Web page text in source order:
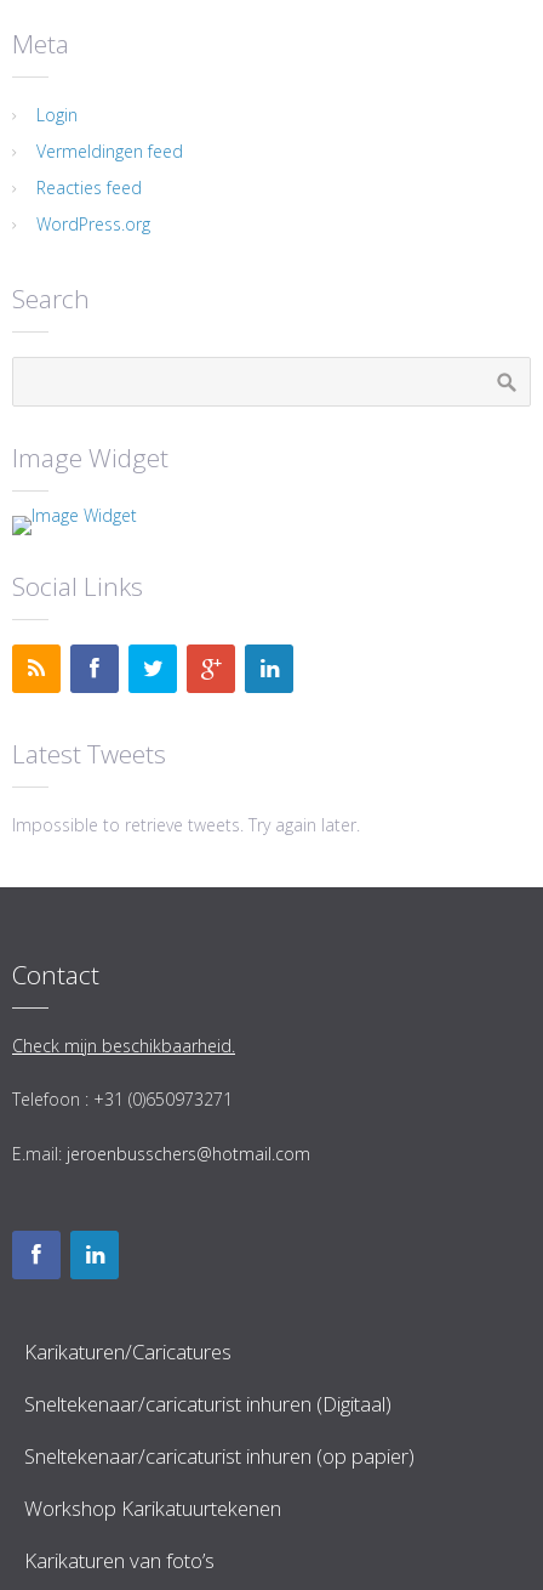
Meta
Login
Vermeldingen feed
Reacties feed
WordPress.org
Search
Image Widget
Social Links
Latest Tweets
Impossible to retrieve tweets. Try again later.
Contact
Check mijn beschikbaarheid.
Telefoon : +31 (0)650973271
E.mail: jeroenbusschers@hotmail.com
Karikaturen/Caricatures
Sneltekenaar/caricaturist inhuren (Digitaal)
Sneltekenaar/caricaturist inhuren (op papier)
Workshop Karikatuurtekenen
Karikaturen van foto’s